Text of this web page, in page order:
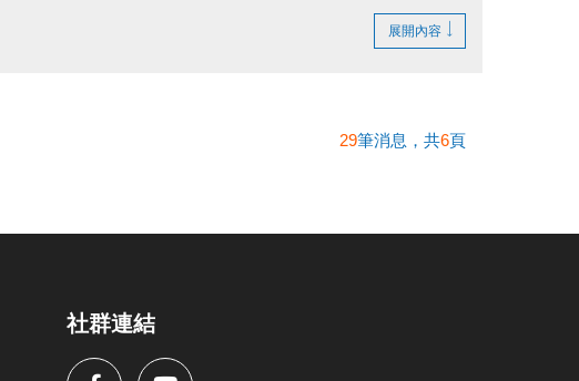
展開內容
29筆消息，共6頁
社群連結